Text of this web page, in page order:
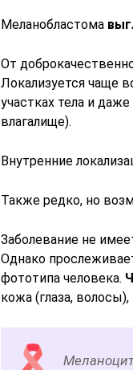
Меланобластома
От
Локализуется чаще
участках тела и
влагалище).
Внутренние
Также редко, но
Заболевание не
Однако
фототипа человека.
кожа (глаза, волосы),